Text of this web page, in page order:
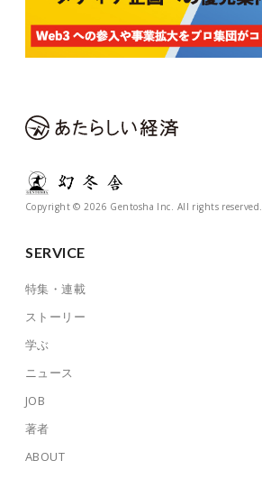
Copyright © 2026 Gentosha Inc. All rights reserved.
SERVICE
特集・連載
ストーリー
学ぶ
ニュース
JOB
著者
ABOUT